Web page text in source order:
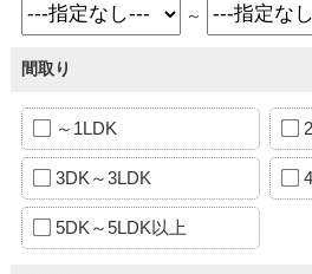
～
間取り
～1LDK
3DK～3LDK
5DK～5LDK以上